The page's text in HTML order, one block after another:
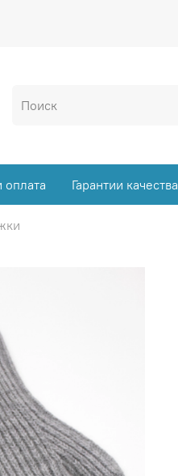
оплата Гарантии качества